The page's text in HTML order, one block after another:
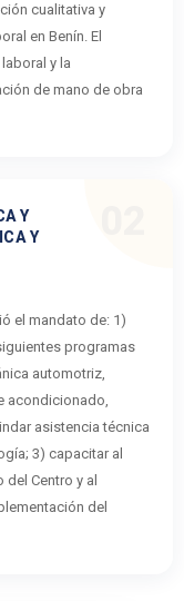
cualitativa y
en Benín. El
y la
de mano de obra
Y
Y
el mandato de: 1)
programas
automotriz,
acondicionado,
asistencia técnica
3) capacitar al
Centro y al
del